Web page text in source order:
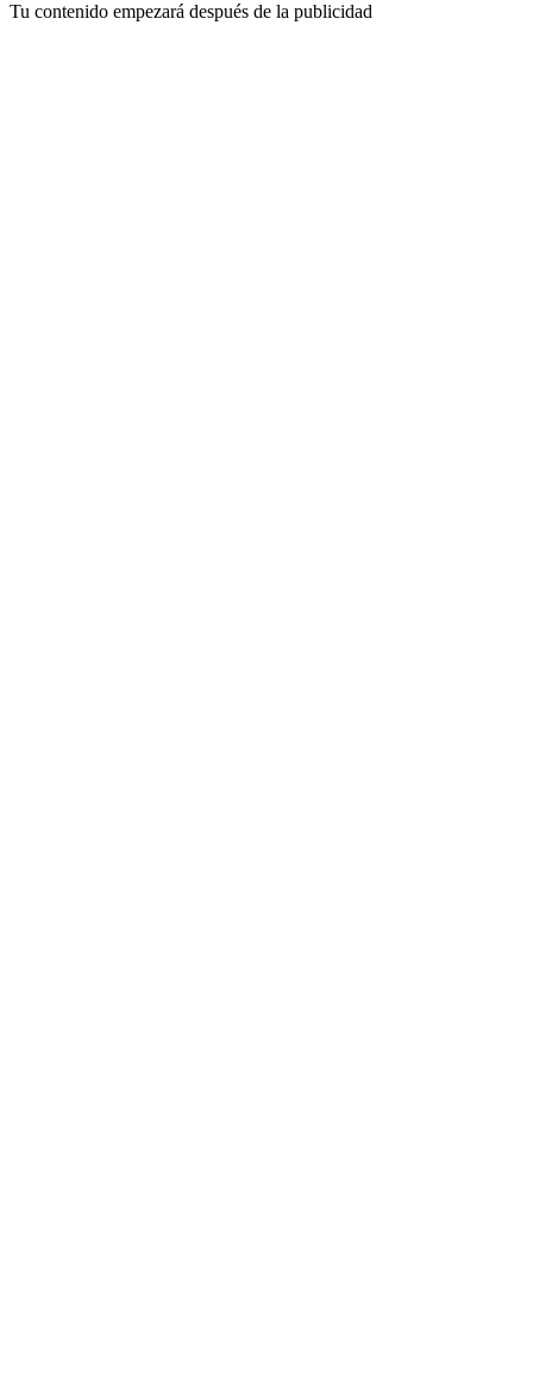
Tu contenido empezará después de la publicidad